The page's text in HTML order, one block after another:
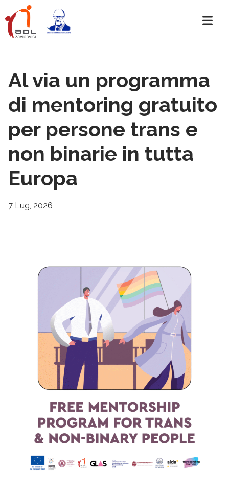
Al via un programma
di mentoring gratuito
per persone trans e
non binarie in tutta
Europa
7 Lug, 2026